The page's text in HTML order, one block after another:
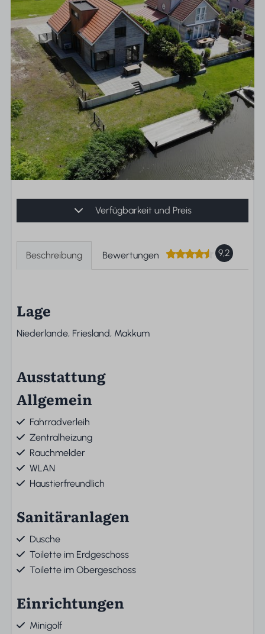
Verfügbarkeit und Preis
Beschreibung Bewertungen 9,2
Lage
Niederlande, Friesland, Makkum
Ausstattung
Allgemein
Fahrradverleih
Zentralheizung
Rauchmelder
WLAN
Haustierfreundlich
Sanitäranlagen
Dusche
Toilette im Erdgeschoss
Toilette im Obergeschoss
Einrichtungen
Minigolf